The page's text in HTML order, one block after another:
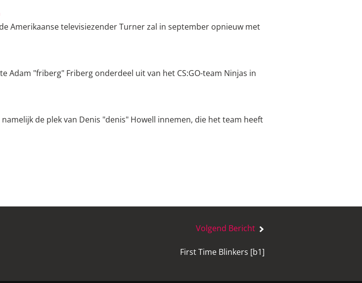
Amerikaanse televisiezender Turner zal in september opnieuw met
Adam "friberg" Friberg onderdeel uit van het CS:GO-team Ninjas in
namelijk de plek van Denis "denis" Howell innemen, die het team heeft
Volgend Bericht
First Time Blinkers [b1]